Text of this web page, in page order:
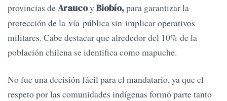
provincias deAraucoy Biobío,para garantizar la
protección de la vía pública sin implicar operativos
militares. Cabe destacar que alrededor del 10% de la
población chilena se identifica como mapuche.
No fue una decisión fácil para el mandatario, ya que el
respeto por las comunidades indígenas formó parte tanto